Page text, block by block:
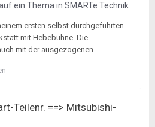
ein Thema in SMARTe Technik
ersten selbst durchgeführten
mit Hebebühne. Die
mit der ausgezogenen...
Teilenr. ==> Mitsubishi-